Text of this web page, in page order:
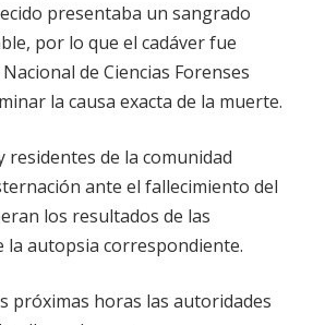
presentaba un sangrado
por lo que el cadáver fue
de Ciencias Forenses
la causa exacta de la muerte.
residentes de la comunidad
ante el fallecimiento del
los resultados de las
la autopsia correspondiente.
próximas horas las autoridades